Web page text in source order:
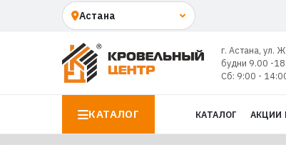
г. Астана, ул.
будни 9.00 -
Сб: 9:00 -
КАТАЛОГ КАТАЛОГ АКЦИИ